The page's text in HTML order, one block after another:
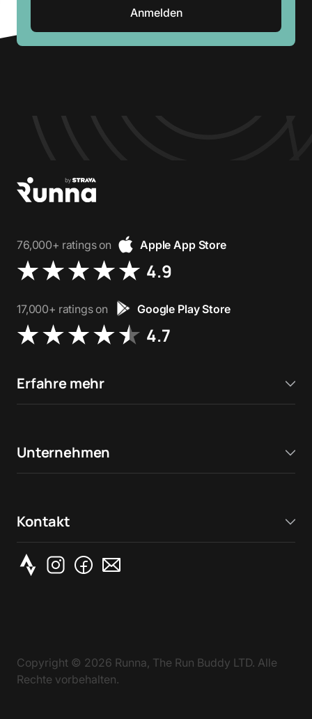
76,000+ ratings on Apple App Store
4.9
17,000+ ratings on Google Play Store
4.7
Erfahre mehr
Unternehmen
Kontakt
Copyright © 2026 Runna, The Run Buddy LTD. Alle
Rechte vorbehalten.